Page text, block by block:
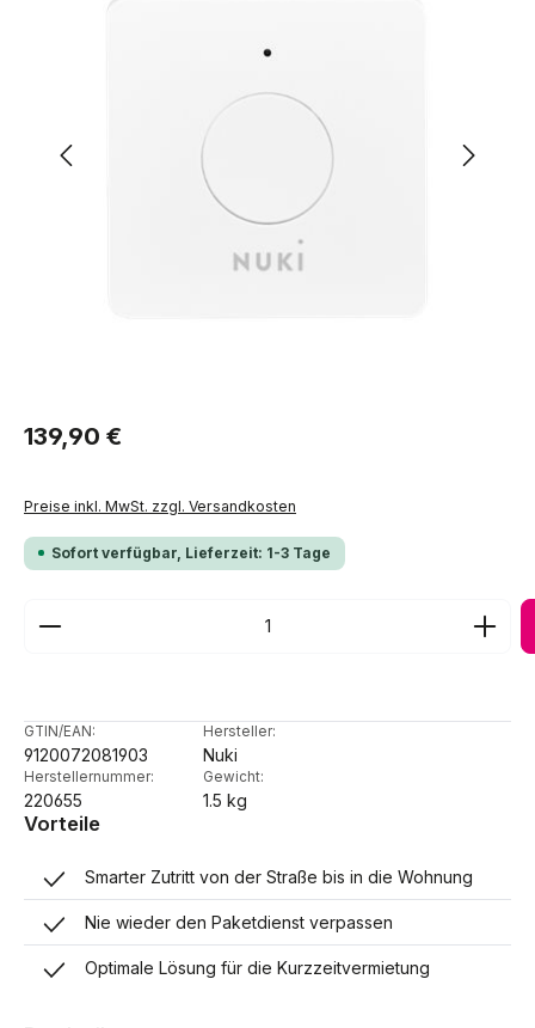
Regulärer Preis:
139,90 €
Preise inkl. MwSt. zzgl. Versandkosten
Sofort verfügbar, Lieferzeit: 1-3 Tage
Produkt Anzahl: Gib den gewünschten Wert ein
GTIN/EAN:
9120072081903
Hersteller:
Nuki
Herstellernummer:
220655
Gewicht:
1.5 kg
Vorteile
Smarter Zutritt von der Straße bis in die Wohnung
Nie wieder den Paketdienst verpassen
Optimale Lösung für die Kurzzeitvermietung